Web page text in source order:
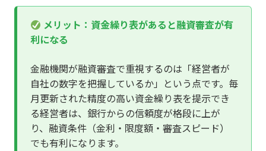
メリット：資金繰り表があると融資審査が有
利になる
金融機関が融資審査で重視するのは「経営者が
自社の数字を把握しているか」という点です。毎
月更新された精度の高い資金繰り表を提示でき
る経営者は、銀行からの信頼度が格段に上が
り、融資条件（金利・限度額・審査スピード）
でも有利になります。